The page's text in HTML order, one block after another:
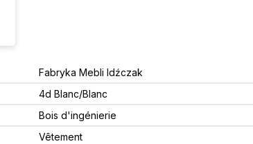
Fabryka Mebli Idźczak
4d Blanc/Blanc
Bois d'ingénierie
Vêtement